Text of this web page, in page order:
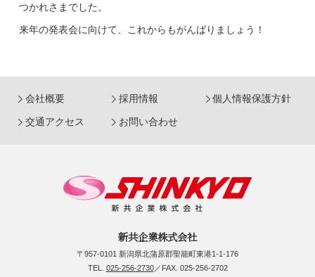
つかれさまでした。
来年の発表会に向けて、これからもがんばりましょう！
会社概要 採用情報 個人情報保護方針
交通アクセス お問い合わせ
新共企業株式会社
〒957-0101 新潟県北蒲原郡聖籠町東港1-1-176
TEL. 025-256-2730／FAX. 025-256-2702